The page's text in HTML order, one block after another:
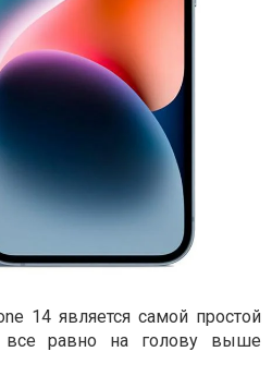
14 является самой простой
равно на голову выше